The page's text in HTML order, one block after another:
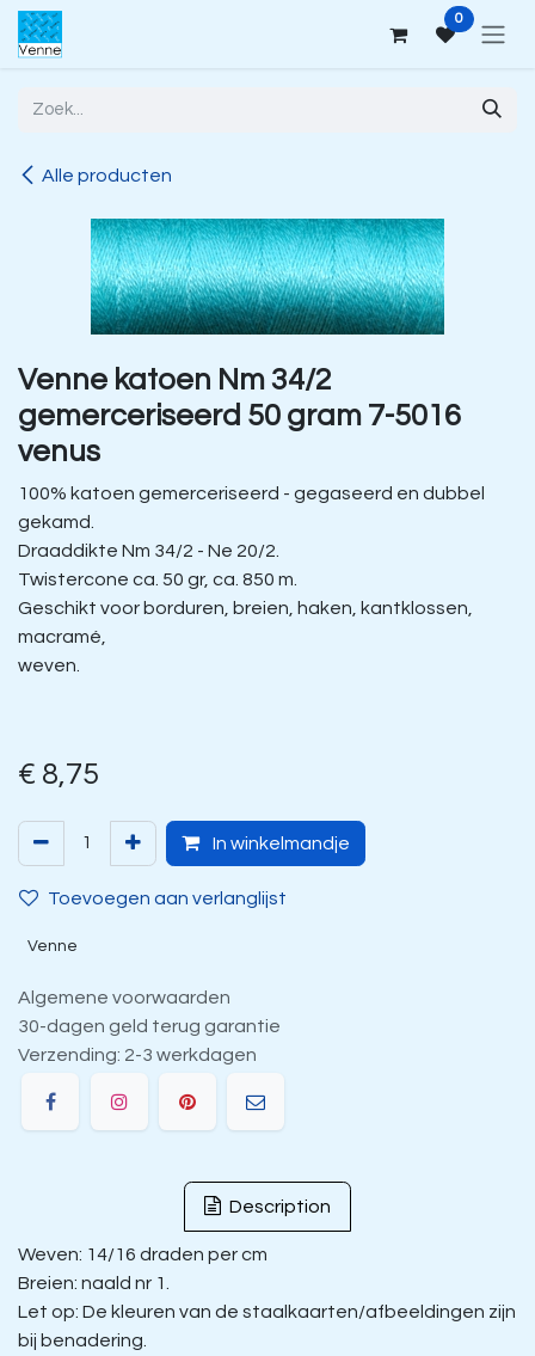
Overslaan naar inhoud 0
Alle producten
Venne katoen Nm 34/2
gemerceriseerd 50 gram 7-5016
venus
100% katoen gemerceriseerd - gegaseerd en dubbel
gekamd.
Draaddikte Nm 34/2 - Ne 20/2.
Twistercone ca. 50 gr, ca. 850 m.
Geschikt voor borduren, breien, haken, kantklossen,
macramé,
weven.
€ 8,75
In winkelmandje
Toevoegen aan verlanglijst
Venne
Algemene voorwaarden
30-dagen geld terug garantie
Verzending: 2-3 werkdagen
Description
Weven: 14/16 draden per cm
Breien: naald nr 1.
Let op: De kleuren van de staalkaarten/afbeeldingen zijn
bij benadering.